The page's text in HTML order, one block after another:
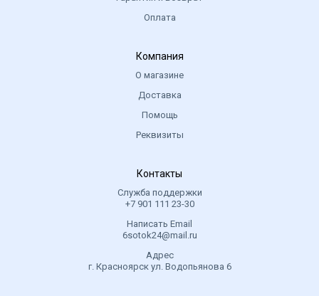
Оплата
Компания
О магазине
Доставка
Помощь
Реквизиты
Контакты
Служба поддержки
+7 901 111 23-30
Написать Email
6sotok24@mail.ru
Адрес
г. Красноярск ул. Водопьянова 6